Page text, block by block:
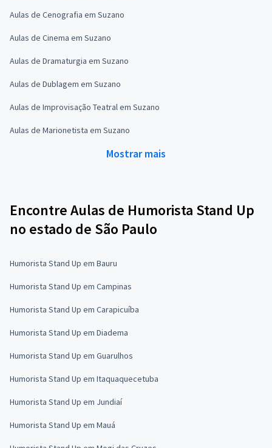
Aulas de Cenografia em Suzano
Aulas de Cinema em Suzano
Aulas de Dramaturgia em Suzano
Aulas de Dublagem em Suzano
Aulas de Improvisação Teatral em Suzano
Aulas de Marionetista em Suzano
Mostrar mais
Encontre Aulas de Humorista Stand Up
no estado de São Paulo
Humorista Stand Up em Bauru
Humorista Stand Up em Campinas
Humorista Stand Up em Carapicuíba
Humorista Stand Up em Diadema
Humorista Stand Up em Guarulhos
Humorista Stand Up em Itaquaquecetuba
Humorista Stand Up em Jundiaí
Humorista Stand Up em Mauá